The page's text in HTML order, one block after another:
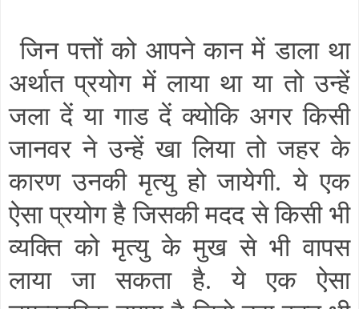
जिन पत्तों को आपने कान में डाला था
अर्थात प्रयोग में लाया था या तो उन्हें
जला दें या गाड दें क्योकि अगर किसी
जानवर ने उन्हें खा लिया तो जहर के
कारण उनकी मृत्यु हो जायेगी. ये एक
ऐसा प्रयोग है जिसकी मदद से किसी भी
व्यक्ति को मृत्यु के मुख से भी वापस
लाया जा सकता है. ये एक ऐसा